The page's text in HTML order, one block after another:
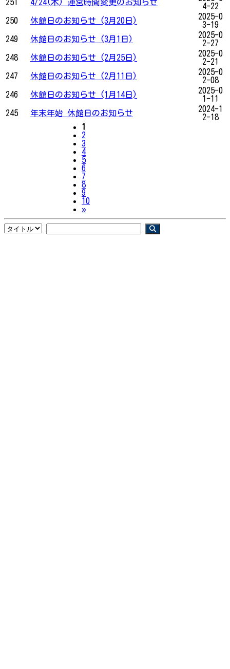
251 4/24(木) 運営時間変更のお知らせ
4-22
250
休館日のお知らせ (3月20日)
2025-0
3-19
249
休館日のお知らせ (3月1日)
2025-0
2-27
248
休館日のお知らせ (2月25日)
2025-0
2-21
247
休館日のお知らせ (2月11日)
2025-0
2-08
246
休館日のお知らせ (1月14日)
2025-0
1-11
245
年末年始 休館日のお知らせ
2024-1
2-18
1
2
3
4
5
6
7
8
9
10
»Next